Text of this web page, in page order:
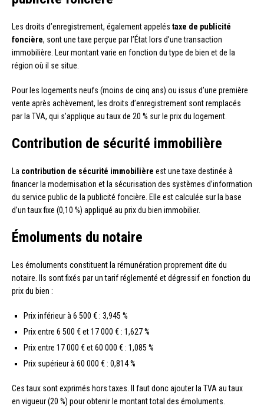
Les droits d’enregistrement, également appelés taxe de publicité
foncière, sont une taxe perçue par l’État lors d’une transaction
immobilière. Leur montant varie en fonction du type de bien et de la
région où il se situe.
Pour les logements neufs (moins de cinq ans) ou issus d’une première
vente après achèvement, les droits d’enregistrement sont remplacés
par la TVA, qui s’applique au taux de 20 % sur le prix du logement.
Contribution de sécurité immobilière
La contribution de sécurité immobilière est une taxe destinée à
financer la modernisation et la sécurisation des systèmes d’information
du service public de la publicité foncière. Elle est calculée sur la base
d’un taux fixe (0,10 %) appliqué au prix du bien immobilier.
Émoluments du notaire
Les émoluments constituent la rémunération proprement dite du
notaire. Ils sont fixés par un tarif réglementé et dégressif en fonction du
prix du bien :
Prix inférieur à 6 500 € : 3,945 %
Prix entre 6 500 € et 17 000 € : 1,627 %
Prix entre 17 000 € et 60 000 € : 1,085 %
Prix supérieur à 60 000 € : 0,814 %
Ces taux sont exprimés hors taxes. Il faut donc ajouter la TVA au taux
en vigueur (20 %) pour obtenir le montant total des émoluments.